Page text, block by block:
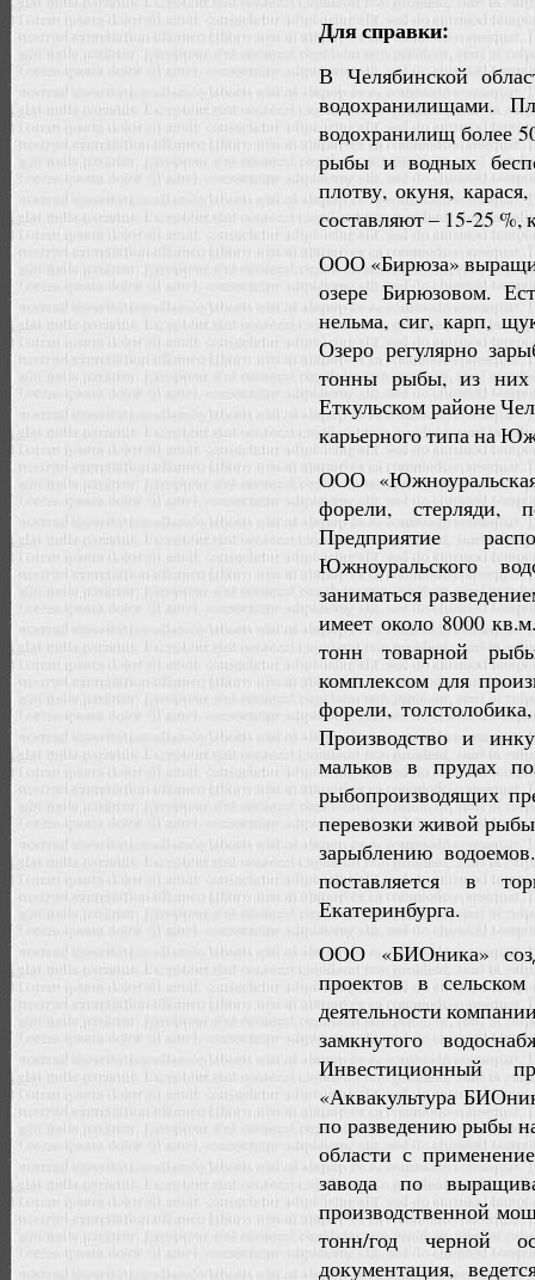
Для справки:
В Челябинской
водохранилищами.
водохранилищ более
рыбы и водных
плотву, окуня,
составляют – 15-25 %,
ООО «Бирюза»
озере Бирюзовом.
нельма, сиг, карп,
Озеро регулярно
тонны рыбы, из них
Еткульском районе
карьерного типа на
ООО
форели, стерляди,
Предприятие
Южноуральского
заниматься
имеет около 8000
тонн товарной
комплексом для
форели,
Производство и
мальков в прудах
рыбопроизводящих
перевозки живой рыбы
зарыблению
поставляется в
Екатеринбурга.
ООО «БИОника»
проектов в сельском
деятельности
замкнутого
«Аквакультура
по разведению рыбы
области с
завода по
производственной
тонн/год черной
документация,